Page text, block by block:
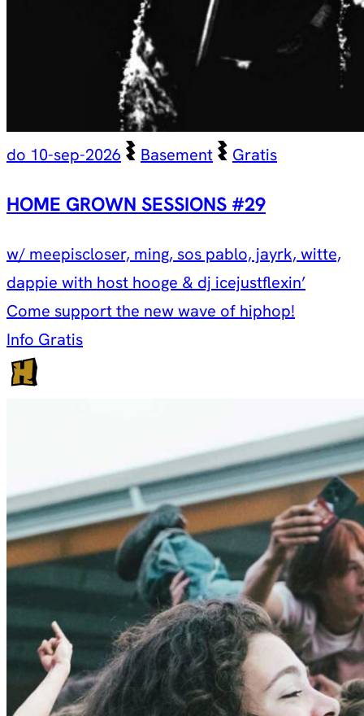
do 10-sep-2026 Basement Gratis
HOME GROWN SESSIONS #29
w/ meepiscloser, ming, sos pablo, jayrk, witte,
dappie with host hooge & dj icejustflexin’
Come support the new wave of hiphop!
Info Gratis